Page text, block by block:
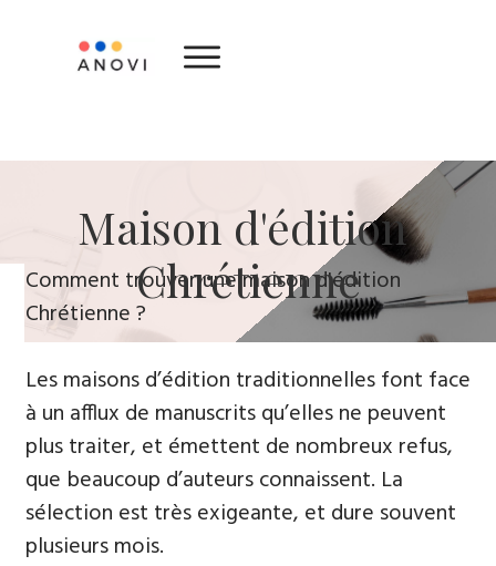
​Maison d'édition ​
Chrétienne
​Comment trouver une maison d'édition
Chrétienne ?
Les maisons d’édition traditionnelles font face
à un afflux de manuscrits qu’elles ne peuvent
plus traiter, et émettent de nombreux refus,
que beaucoup d’auteurs connaissent. La
sélection est très exigeante, et dure souvent
plusieurs mois.